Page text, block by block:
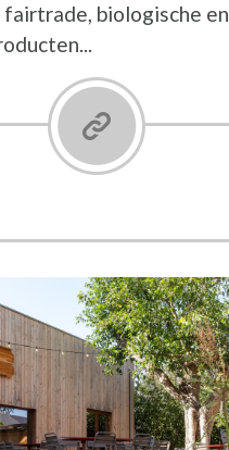
biologische en
een nieuw venster